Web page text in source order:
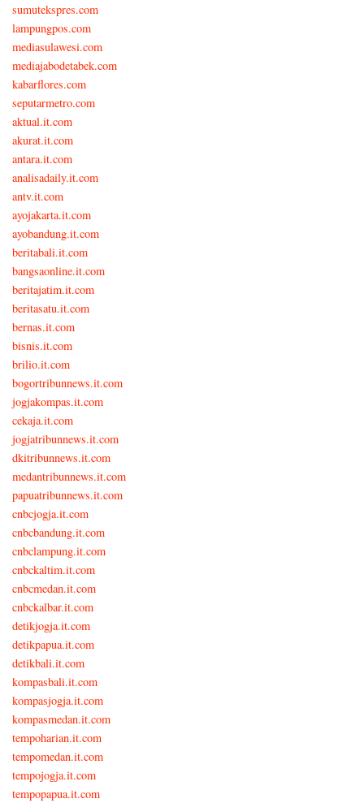
sumutekspres.com
lampungpos.com
mediasulawesi.com
mediajabodetabek.com
kabarflores.com
seputarmetro.com
aktual.it.com
akurat.it.com
antara.it.com
analisadaily.it.com
antv.it.com
ayojakarta.it.com
ayobandung.it.com
beritabali.it.com
bangsaonline.it.com
beritajatim.it.com
beritasatu.it.com
bernas.it.com
bisnis.it.com
brilio.it.com
bogortribunnews.it.com
jogjakompas.it.com
cekaja.it.com
jogjatribunnews.it.com
dkitribunnews.it.com
medantribunnews.it.com
papuatribunnews.it.com
cnbcjogja.it.com
cnbcbandung.it.com
cnbclampung.it.com
cnbckaltim.it.com
cnbcmedan.it.com
cnbckalbar.it.com
detikjogja.it.com
detikpapua.it.com
detikbali.it.com
kompasbali.it.com
kompasjogja.it.com
kompasmedan.it.com
tempoharian.it.com
tempomedan.it.com
tempojogja.it.com
tempopapua.it.com